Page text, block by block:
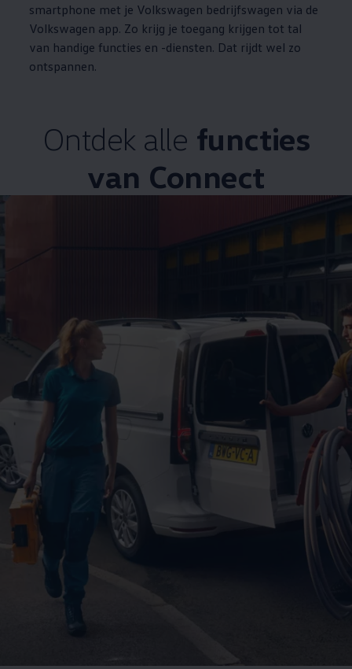
smartphone met je Volkswagen bedrijfswagen via de
Volkswagen app. Zo krijg je toegang krijgen tot tal
van handige functies en -diensten. Dat rijdt wel zo
ontspannen.
Ontdek alle functies
van Connect